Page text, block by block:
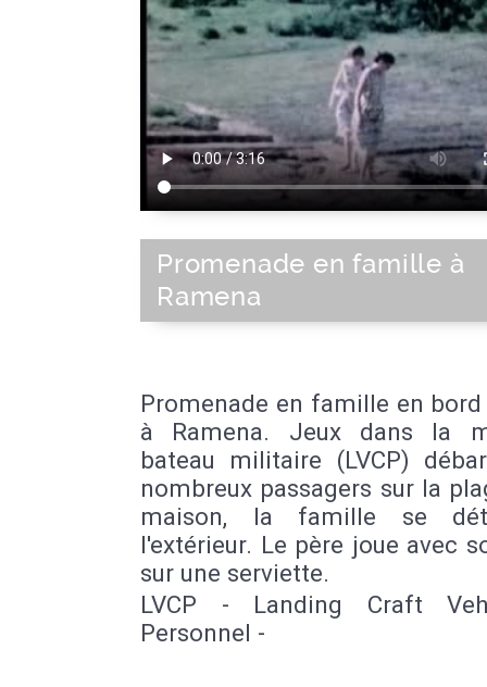
Promenade en famille à
Ramena
Promenade en famille en
à Ramena. Jeux dans la
bateau militaire (LVCP)
nombreux passagers sur la
maison, la famille se
l'extérieur. Le père joue avec
sur une serviette.
LVCP - Landing Craft
Personnel -